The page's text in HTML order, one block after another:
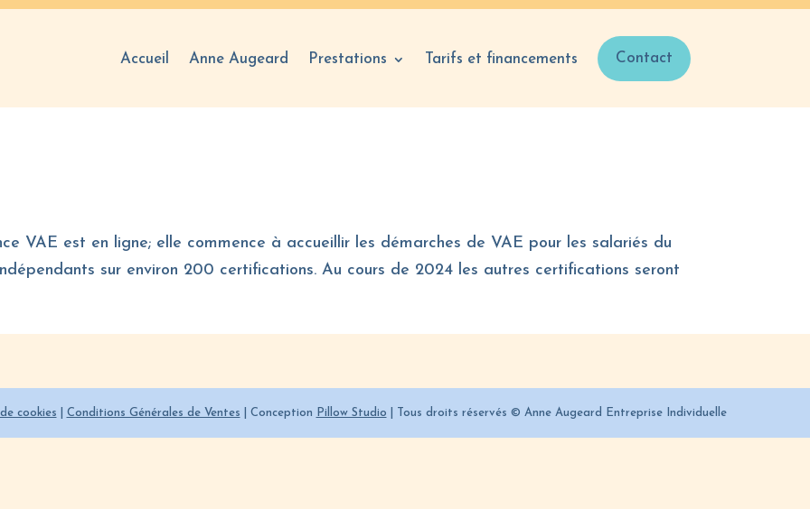
Accueil Anne Augeard Prestations Tarifs et financements Contact
VAE est en ligne; elle commence à accueillir les démarches de VAE pour les salariés du
sur environ 200 certifications. Au cours de 2024 les autres certifications seront
cookies Conditions Générales de Ventes | Conception Pillow Studio | Tous droits réservés © Anne Augeard Entreprise Individuelle